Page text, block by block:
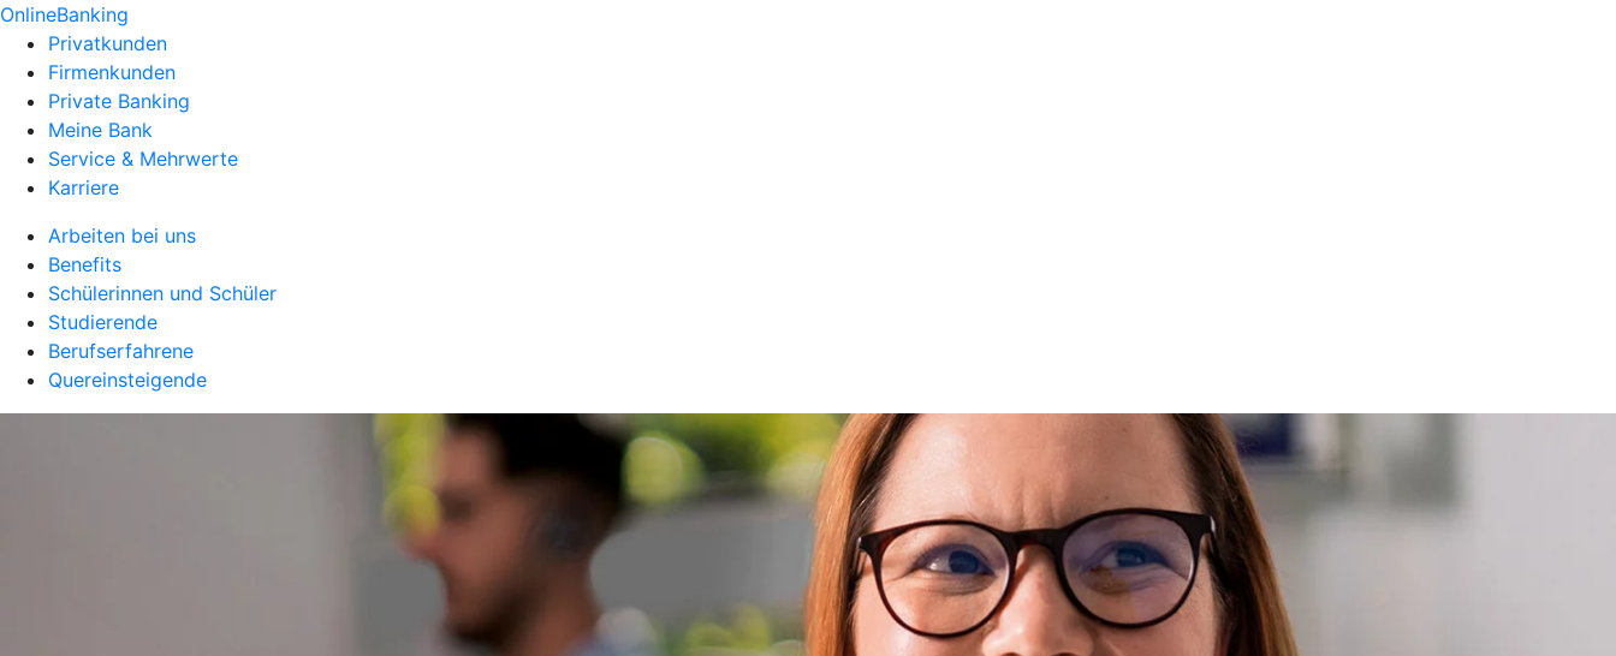
OnlineBanking
Privatkunden
Firmenkunden
Private Banking
Meine Bank
Service & Mehrwerte
Karriere
Arbeiten bei uns
Benefits
Schülerinnen und Schüler
Studierende
Berufserfahrene
Quereinsteigende